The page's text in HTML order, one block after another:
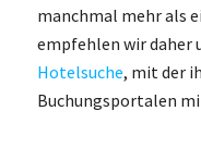
manchmal mehr als
empfehlen wir daher
Hotelsuche, mit der
Buchungsportalen